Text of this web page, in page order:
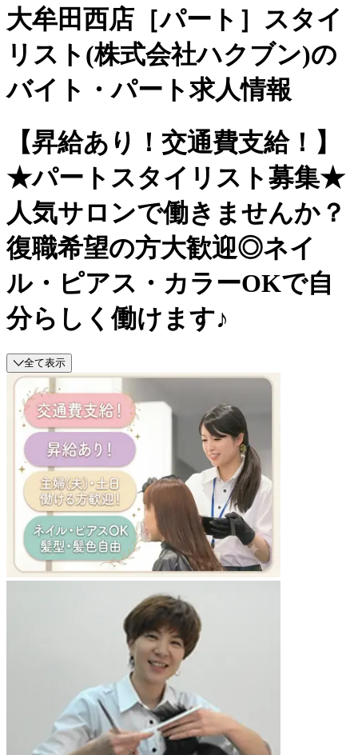
大牟田西店［パート］スタイ
リスト(株式会社ハクブン)の
バイト・パート求人情報
【昇給あり！交通費支給！】
★パートスタイリスト募集★
人気サロンで働きませんか？
復職希望の方大歓迎◎ネイ
ル・ピアス・カラーOKで自
分らしく働けます♪
全て表示